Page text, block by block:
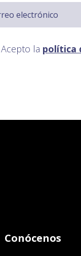
Acepto la política
Conócenos